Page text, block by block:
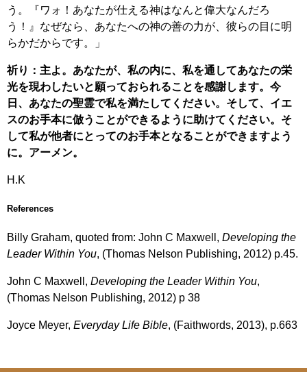
う。『ワォ！あなたが仕える神はなんと偉大なんだろ
う！』なぜなら、あなたへの神の善の力が、彼らの目に明
らかだからです。」
祈り：主よ。あなたが、私の内に、私を通してあなたの栄
光を現わしたいと願っておられることを感謝します。今
日、あなたの聖霊で私を満たしてください。そして、イエ
スのお手本に倣うことができるように助けてください。そ
して私が他者にとってのお手本となることができますよう
に。アーメン。
H.K
References
Billy Graham, quoted from: John C Maxwell, Developing the
Leader Within You, (Thomas Nelson Publishing, 2012) p.45.
John C Maxwell, Developing the Leader Within You,
(Thomas Nelson Publishing, 2012) p 38
Joyce Meyer, Everyday Life Bible, (Faithwords, 2013), p.663